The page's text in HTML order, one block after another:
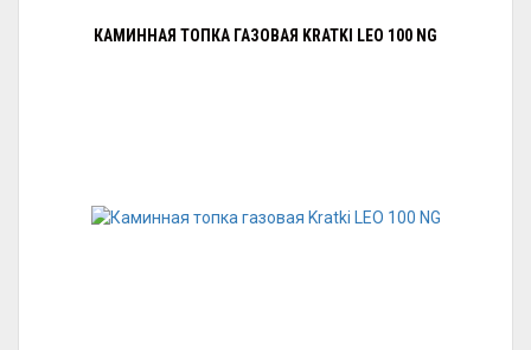
КАМИННАЯ ТОПКА ГАЗОВАЯ KRATKI LEO 100 NG